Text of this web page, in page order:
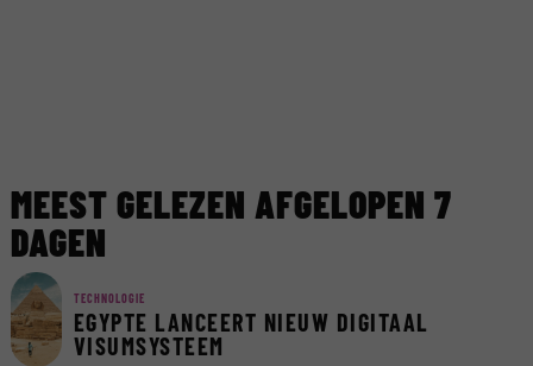
MEEST GELEZEN AFGELOPEN 7
DAGEN
TECHNOLOGIE
EGYPTE LANCEERT NIEUW DIGITAAL
VISUMSYSTEEM